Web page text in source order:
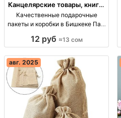
Канцелярские товары, книги,
учебники
Качественные подарочные
пакеты и коробки в Бишкеке Пак.
сом.
12 руб ≈13 сом
авг. 2025